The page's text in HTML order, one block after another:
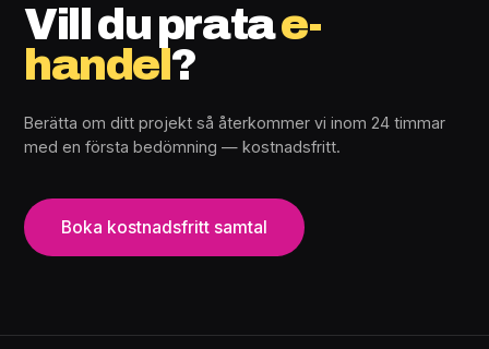
Vill du pratae-
handel ?
Berätta om ditt projekt så återkommer vi inom 24 timmar
med en första bedömning — kostnadsfritt.
Boka kostnadsfritt samtal